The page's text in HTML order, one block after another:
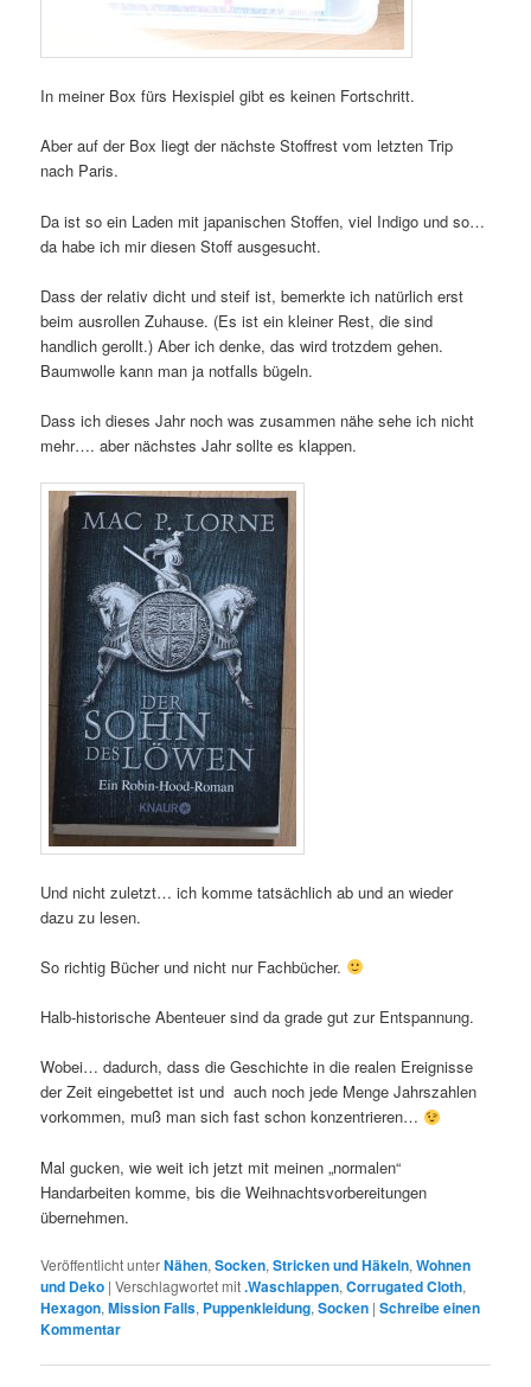
In meiner Box fürs Hexispiel gibt es keinen Fortschritt.
Aber auf der Box liegt der nächste Stoffrest vom letzten Trip
nach Paris.
Da ist so ein Laden mit japanischen Stoffen, viel Indigo und so…
da habe ich mir diesen Stoff ausgesucht.
Dass der relativ dicht und steif ist, bemerkte ich natürlich erst
beim ausrollen Zuhause. (Es ist ein kleiner Rest, die sind
handlich gerollt.) Aber ich denke, das wird trotzdem gehen.
Baumwolle kann man ja notfalls bügeln.
Dass ich dieses Jahr noch was zusammen nähe sehe ich nicht
mehr…. aber nächstes Jahr sollte es klappen.
Und nicht zuletzt… ich komme tatsächlich ab und an wieder
dazu zu lesen.
So richtig Bücher und nicht nur Fachbücher.
Halb-historische Abenteuer sind da grade gut zur Entspannung.
Wobei… dadurch, dass die Geschichte in die realen Ereignisse
der Zeit eingebettet ist und auch noch jede Menge Jahrszahlen
vorkommen, muß man sich fast schon konzentrieren…
Mal gucken, wie weit ich jetzt mit meinen „normalen“
Handarbeiten komme, bis die Weihnachtsvorbereitungen
übernehmen.
Veröffentlicht unterNähen,Socken,Stricken und Häkeln,Wohnen
und Deko |Verschlagwortet mit.Waschlappen,Corrugated Cloth,
Hexagon,Mission Falls, Puppenkleidung,Socken |Schreibe einen
Kommentar